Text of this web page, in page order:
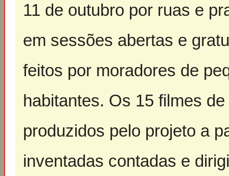
11 de outubro por ruas e
em sessões abertas e
feitos por moradores de
habitantes. Os 15 filmes
produzidos pelo projeto a
inventadas contadas e